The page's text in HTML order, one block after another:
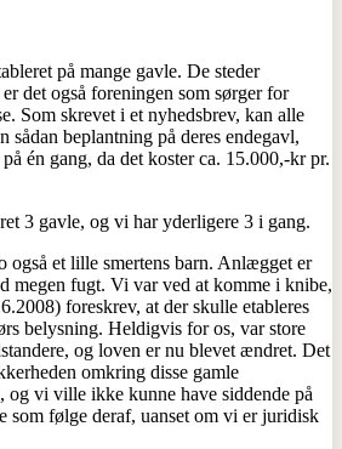
på mange gavle. De steder
det også foreningen som sørger for
Som skrevet i et nyhedsbrev, kan alle
sådan beplantning på deres endegavl,
én gang, da det koster ca. 15.000,-kr pr.
3 gavle, og vi har yderligere 3 i gang.
også et lille smertens barn. Anlægget er
megen fugt. Vi var ved at komme i knibe,
foreskrev, at der skulle etableres
belysning. Heldigvis for os, var store
og loven er nu blevet ændret. Det
omkring disse gamle
og vi ville ikke kunne have siddende på
som følge deraf, uanset om vi er juridisk